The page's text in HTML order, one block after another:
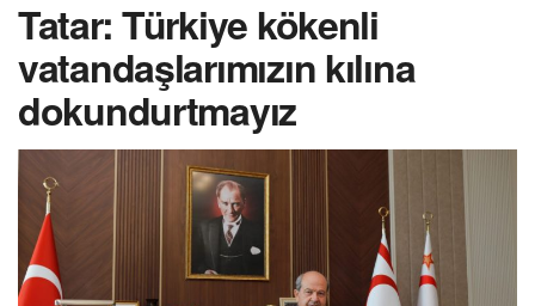
Tatar: Türkiye kökenli
vatandaşlarımızın kılına
dokundurtmayız